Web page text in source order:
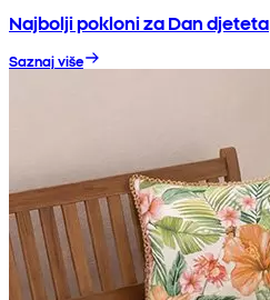
Najbolji pokloni za Dan djeteta
Saznaj više